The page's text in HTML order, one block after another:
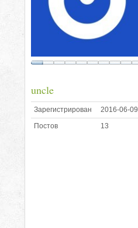
uncle
Зарегистрирован
2016-06-09
Постов
13